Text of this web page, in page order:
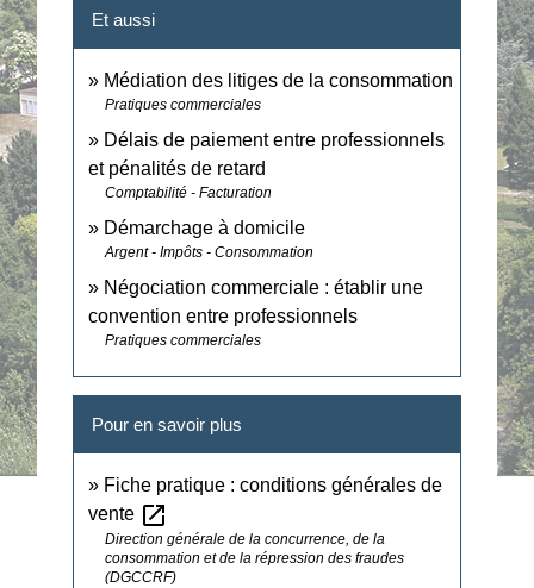
Et aussi
Médiation des litiges de la consommation
Pratiques commerciales
Délais de paiement entre professionnels
et pénalités de retard
Comptabilité - Facturation
Démarchage à domicile
Argent - Impôts - Consommation
Négociation commerciale : établir une
convention entre professionnels
Pratiques commerciales
Pour en savoir plus
Fiche pratique : conditions générales de
vente open_in_new
Direction générale de la concurrence, de la
consommation et de la répression des fraudes
(DGCCRF)